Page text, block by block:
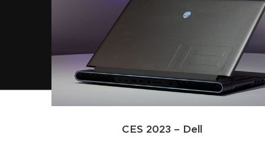
CES 2023 – Dell